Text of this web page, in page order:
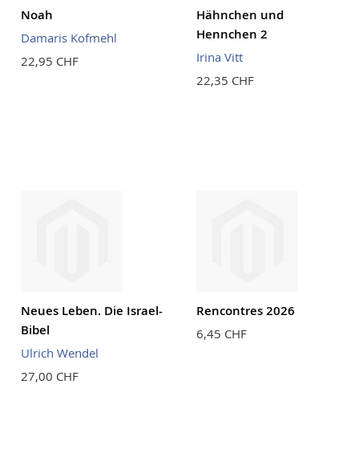
Noah
Damaris Kofmehl
22,95 CHF
Hähnchen und
Hennchen 2
Irina Vitt
22,35 CHF
Neues Leben. Die Israel-
Bibel
Ulrich Wendel
27,00 CHF
Rencontres 2026
6,45 CHF